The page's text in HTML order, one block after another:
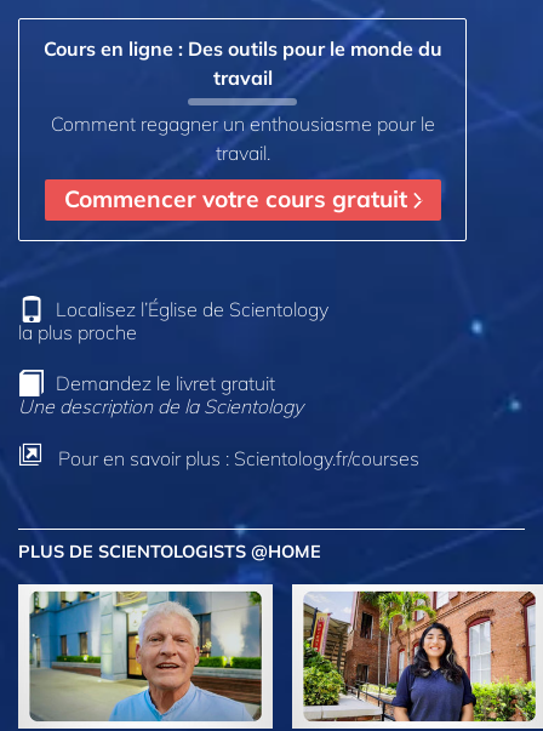
Cours en ligne : Des outils pour le monde du
travail
Comment regagner un enthousiasme pour le
travail.
Commencer votre cours gratuit
Localisez l’Église de Scientology
la plus proche
Demandez le livret gratuit
Une description de la Scientology
Pour en savoir plus : Scientology.fr/courses
PLUS DE SCIENTOLOGISTS @HOME